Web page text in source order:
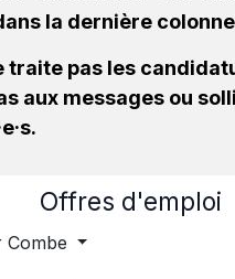
la dernière
traite pas les
aux messages ou
Offres d'emploi
Combe